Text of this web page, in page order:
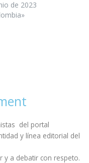
de 2023
del portal
y línea editorial del
y a debatir con respeto.